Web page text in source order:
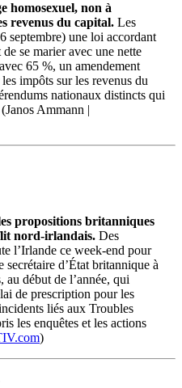
homosexuel, non à
revenus du capital. Les
septembre) une loi accordant
se marier avec une nette
65 %, un amendement
impôts sur les revenus du
nationaux distincts qui
(Janos Ammann |
propositions britanniques
nord-irlandais. Des
l’Irlande ce week-end pour
secrétaire d’État britannique à
début de l’année, qui
de prescription pour les
liés aux Troubles
les enquêtes et les actions
)